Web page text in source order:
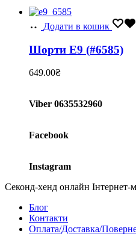
Додати в кошик
Шорти E9 (#6585)
649.00₴
Viber 0635532960
Facebook
Instagram
Секонд-хенд онлайн
Блог
Контакти
Оплата/Доставка/